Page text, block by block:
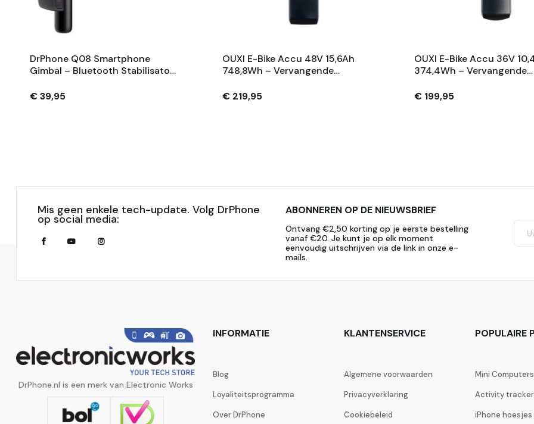
DrPhone Q08 Smartphone
Gimbal – Bluetooth Stabilisator
Zwart
€ 39,95
OUXI E-Bike Accu 48V 15,6Ah
748,8Wh – Vervangende
Sleutels – Zwart
€ 219,95
OUXI E-Bike Accu 36V
374,4Wh – Vervangende
Sleutels – Zwart
€ 199,95
Mis geen enkele tech-update. Volg DrPhone
op social media:
ABONNEREN OP DE NIEUWSBRIEF
Ontvang €2,50 korting op je eerste bestelling
vanaf €20. Je kunt je op elk moment
eenvoudig uitschrijven via de link in onze e-
mails.
DrPhone.nl is een merk van Electronic Works
INFORMATIE
Blog
Loyaliteitsprogramma
Over DrPhone
KLANTENSERVICE
Algemene voorwaarden
Privacyverklaring
Cookiebeleid
POPULAIRE
Mini Computers
Activity
iPhone hoesjes